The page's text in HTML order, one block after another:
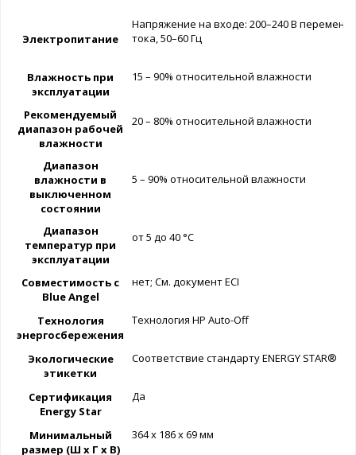
Электропитание
Напряжение на входе: 200–240 В
тока, 50–60 Гц
Влажность при
эксплуатации
15 – 90% относительной влажности
Рекомендуемый
диапазон рабочей
влажности
20 – 80% относительной влажности
Диапазон
влажности в
выключенном
состоянии
5 – 90% относительной влажности
Диапазон
температур при
эксплуатации
от 5 до 40 °C
Совместимость с
Blue Angel
нет; См. документ ECI
Технология
энергосбережения
Технология HP Auto-Off
Экологические
этикетки
Соответствие стандарту ENERGY STAR®
Сертификация
Energy Star
Да
Минимальный
размер (Ш x Г x В)
364 x 186 x 69 мм